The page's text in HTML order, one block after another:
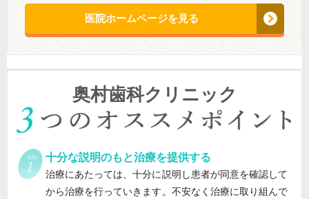
医院ホームページを見る
奥村歯科クリニック
十分な説明のもと治療を提供する
治療にあたっては、十分に説明し患者が同意を確認して
から治療を行っていきます。不安なく治療に取り組んで